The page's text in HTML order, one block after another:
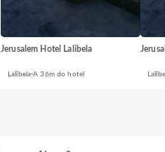
Jerusalem Hotel Lalibela
Lalībela A 36m do hotel